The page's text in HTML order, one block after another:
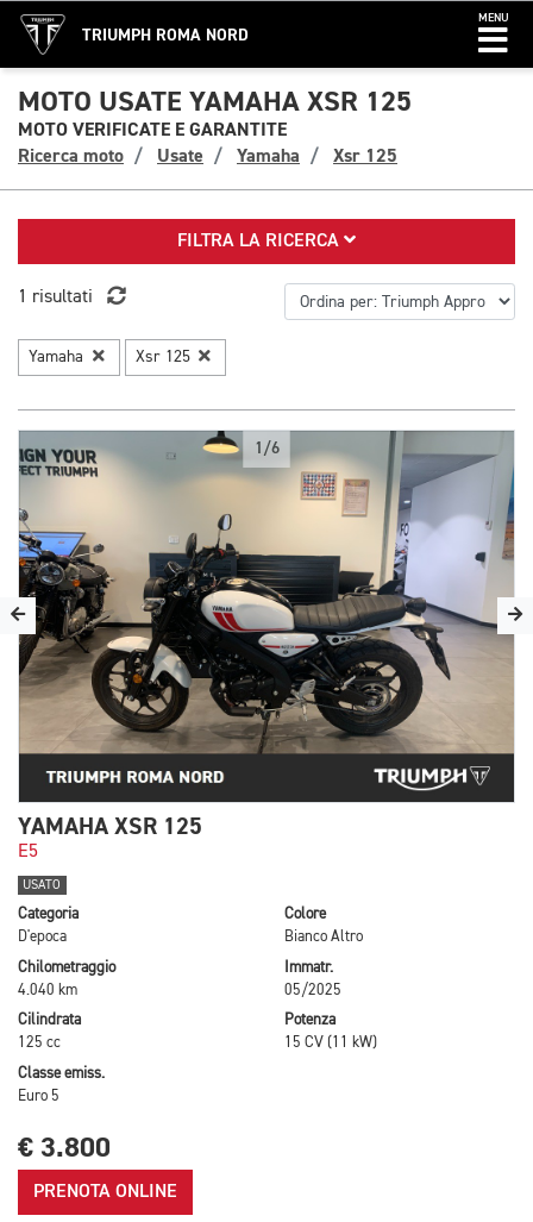
TRIUMPH ROMA NORD
MENU
MOTO USATE YAMAHA XSR 125
MOTO VERIFICATE E GARANTITE
Ricerca moto
Usate Yamaha Xsr 125
FILTRA LA RICERCA
1 risultati
Yamaha Xsr 125
1/6
YAMAHA XSR 125
E5
USATO
Categoria
D'epoca
Colore
Bianco Altro
Chilometraggio
4.040 km
Immatr.
05/2025
Cilindrata
125 cc
Potenza
15 CV (11 kW)
Classe emiss.
Euro 5
€ 3.800
PRENOTA ONLINE